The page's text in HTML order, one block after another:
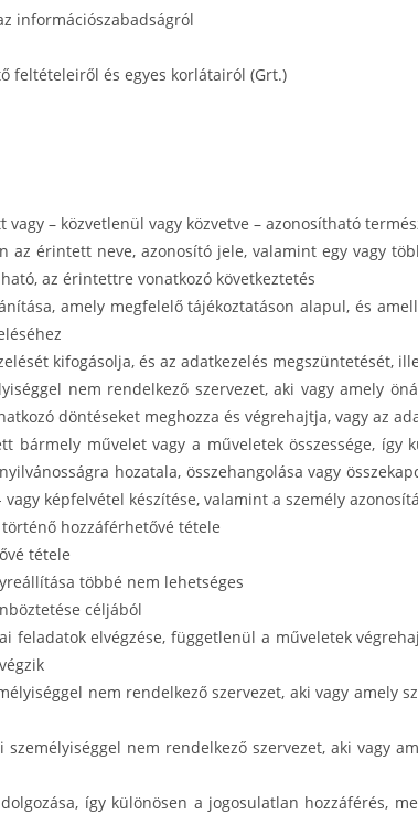
információszabadságról
feltételeiről és egyes korlátairól (Grt.)
– közvetlenül vagy közvetve – azonosítható
érintett neve, azonosító jele, valamint egy vagy
az érintettre vonatkozó következtetés
amely megfelelő tájékoztatáson alapul, és
kifogásolja, és az adatkezelés megszüntetését,
nem rendelkező szervezet, aki vagy amely
döntéseket meghozza és végrehajtja, vagy az
művelet vagy a műveletek összessége, így
hozatala, összehangolása vagy
képfelvétel készítése, valamint a személy
hozzáférhetővé tétele
tétele
többé nem lehetséges
céljából
feladatok elvégzése, függetlenül a műveletek
nem rendelkező szervezet, aki vagy amely
nem rendelkező szervezet, aki vagy
így különösen a jogosulatlan hozzáférés,